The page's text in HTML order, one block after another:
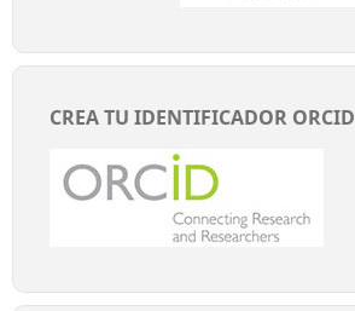
CREA TU IDENTIFICADOR ORCID